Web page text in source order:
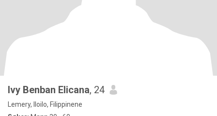
Ivy Benban Elicana, 24
Lemery, Iloilo, Filippinene